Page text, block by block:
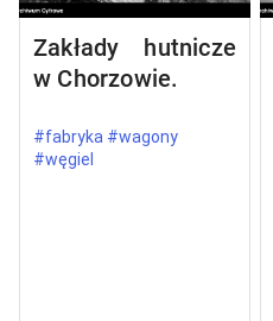
Zakłady hutnicze
w Chorzowie.
#fabryka #wagony
#węgiel